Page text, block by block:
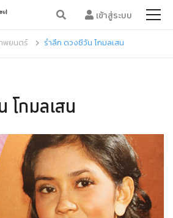
เข้าสู่ระบบ
พยนตร์ รำลึก ดวงชีวัน โกมลเสน
โกมลเสน